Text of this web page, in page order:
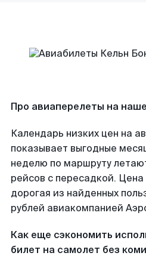
Про авиаперелеты на
Календарь низких цен на
показывает выгодные
неделю по маршруту
рейсов с пересадкой.
дорогая из найденных
рублей авиакомпанией
Как еще сэкономить
билет на самолет без